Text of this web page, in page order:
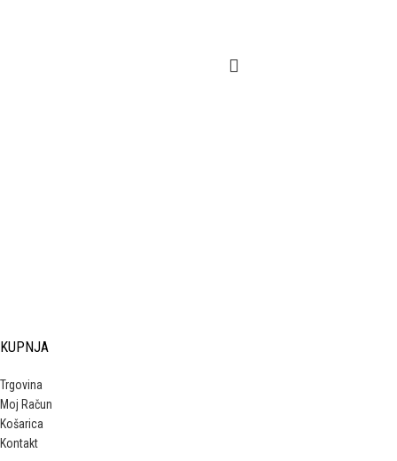
KUPNJA
Trgovina
Moj Račun
Košarica
Kontakt